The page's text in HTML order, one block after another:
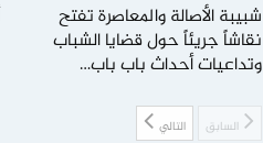
شبيبة الأصالة والمعاصرة تفتح
نقاشاً جريئاً حول قضايا الشباب
وتداعيات أحداث باب باب…
السابق التالي